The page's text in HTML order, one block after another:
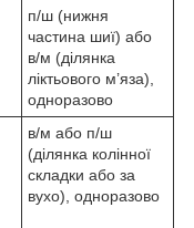
п/ш (нижня
частина шиї) або
в/м (ділянка
ліктьового м’яза),
одноразово
в/м або п/ш
(ділянка колінної
складки або за
вухо), одноразово